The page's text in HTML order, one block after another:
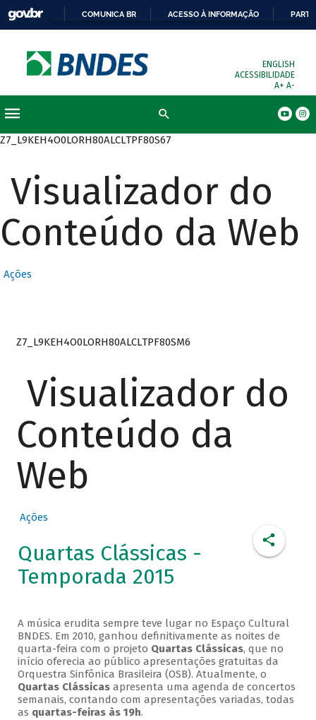
COMUNICA BR ACESSO À INFORMAÇÃO
ENGLISH
ACESSIBILIDADE
A+ A-
Z7_L9KEH4O0LORH80ALCLTPF80S67
Visualizador do
Conteúdo da Web
Ações
Z7_L9KEH4O0LORH80ALCLTPF80SM6
Visualizador do
Conteúdo da
Web
Ações
Quartas Clássicas -
Temporada 2015
A música erudita sempre teve lugar no Espaço Cultural
BNDES. Em 2010, ganhou definitivamente as noites de
quarta-feira com o projeto Quartas Clássicas, que no
início oferecia ao público apresentações gratuitas da
Orquestra Sinfônica Brasileira (OSB). Atualmente, o
Quartas Clássicasapresenta uma agenda de concertos
semanais, contando com apresentações variadas, todas
as quartas-feiras às 19h.